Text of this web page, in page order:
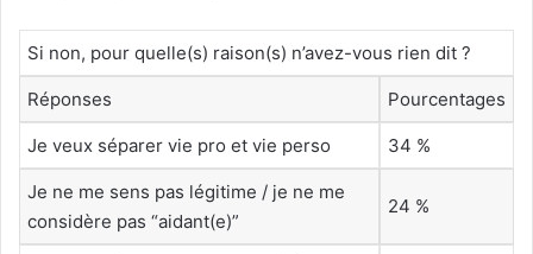
Si non, pour quelle(s) raison(s) n’avez-vous rien dit ?
Réponses Pourcentages
Je veux séparer vie pro et vie perso 34 %
Je ne me sens pas légitime / je ne me
considère pas “aidant(e)”
24 %